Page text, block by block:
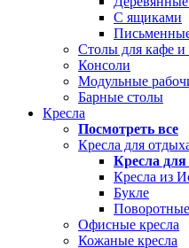
С ящиками
Столы для кафе и
Консоли
Модульные
Барные столы
Кресла
Посмотреть все
Кресла для
Кресла
Кресла из
Букле
Поворотные
Офисные кресла
Кожаные кресла